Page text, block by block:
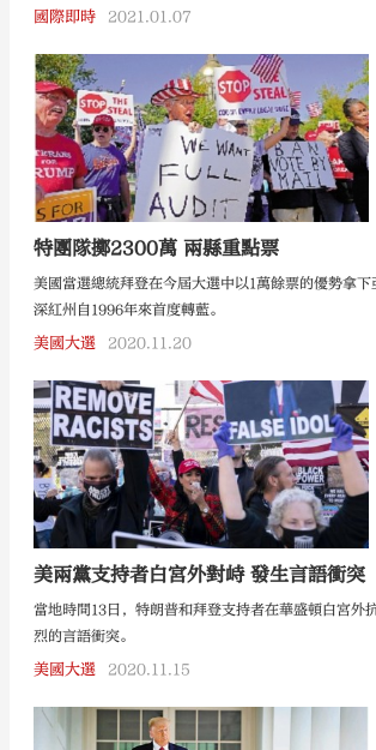
闖進國會以及議事廳，令選舉人票認證程序中斷，華
國際即時 2021.01.07
特團隊擲2300萬 兩縣重點票
美國當選總統拜登在今屆大選中以1萬餘票的優勢拿
深紅州自1996年來首度轉藍。
美國大選 2020.11.20
美兩黨支持者白宮外對峙 發生言語衝突
當地時間13日，特朗普和拜登支持者在華盛頓白宮外
烈的言語衝突。
美國大選 2020.11.15